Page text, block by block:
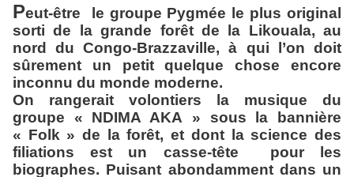
Peut-être
le groupe Pygmée le plus original
sorti de la grande forêt de la Likouala, au
nord du Congo-Brazzaville, à qui l’on doit
sûrement un petit quelque chose encore
inconnu du monde moderne.
On rangerait volontiers la musique du
groupe « NDIMA AKA » sous la bannière
« Folk » de la forêt, et dont la science des
filiations est un casse-tête
pour les
biographes. Puisant abondamment dans un